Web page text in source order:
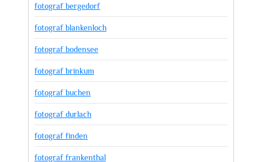
fotograf bergedorf
fotograf blankenloch
fotograf bodensee
fotograf brinkum
fotograf buchen
fotograf durlach
fotograf finden
fotograf frankenthal